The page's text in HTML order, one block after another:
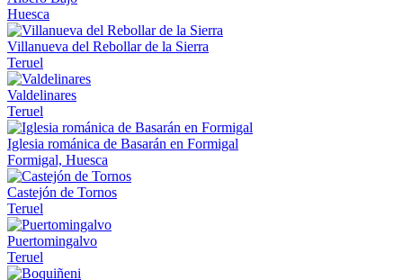
Huesca
Villanueva del Rebollar de la Sierra
Teruel
Valdelinares
Teruel
Iglesia románica de Basarán en Formigal
Formigal, Huesca
Castejón de Tornos
Teruel
Puertomingalvo
Teruel